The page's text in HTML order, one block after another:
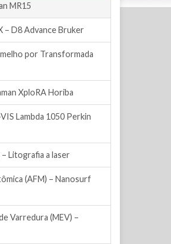
MR15
D8 Advance Bruker
por Transformada
XploRA Horiba
Lambda 1050 Perkin
Litografia a laser
(AFM) – Nanosurf
Varredura (MEV) –